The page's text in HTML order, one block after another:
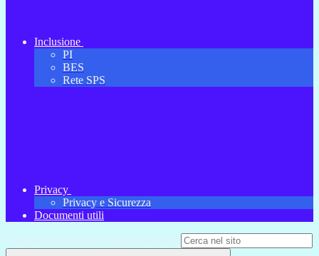
Inclusione
PI
BES
Rete SPS
Privacy
Privacy e Sicurezza
Documenti utili
Campo di ricerca per le pagine del sito